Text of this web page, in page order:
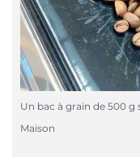
Un bac à grain de 500
Maison